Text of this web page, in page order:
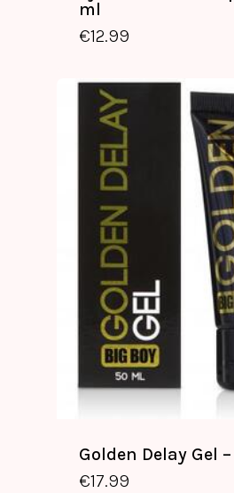
ml
€12.99
Golden Delay Gel
€17.99
€17.99